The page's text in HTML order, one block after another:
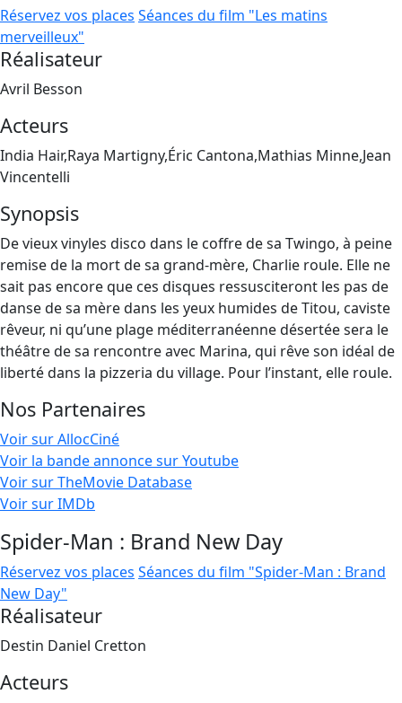
Réservez vos places Séances du film "Les matins
merveilleux"
Réalisateur
Avril Besson
Acteurs
India Hair,Raya Martigny,Éric Cantona,Mathias Minne,Jean
Vincentelli
Synopsis
De vieux vinyles disco dans le coffre de sa Twingo, à peine
remise de la mort de sa grand-mère, Charlie roule. Elle ne
sait pas encore que ces disques ressusciteront les pas de
danse de sa mère dans les yeux humides de Titou, caviste
rêveur, ni qu’une plage méditerranéenne désertée sera le
théâtre de sa rencontre avec Marina, qui rêve son idéal de
liberté dans la pizzeria du village. Pour l’instant, elle roule.
Nos Partenaires
Voir sur AllocCiné
Voir la bande annonce sur Youtube
Voir sur TheMovie Database
Voir sur IMDb
Spider-Man : Brand New Day
Réservez vos places Séances du film "Spider-Man : Brand
New Day"
Réalisateur
Destin Daniel Cretton
Acteurs